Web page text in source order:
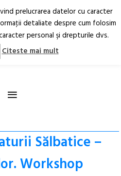
RO EN
≡
Sălbatice –
Workshop
prelucrarea datelor cu caracter
detaliate despre cum folosim
personal şi drepturile dvs.
Citeste mai mult